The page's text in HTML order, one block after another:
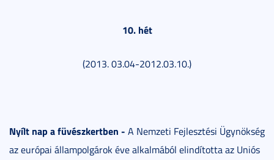
10. hét
(2013. 03.04-2012.03.10.)
Nyílt nap a füvészkertben - A Nemzeti Fejlesztési Ügynökség
az európai állampolgárok éve alkalmából elindította az Uniós